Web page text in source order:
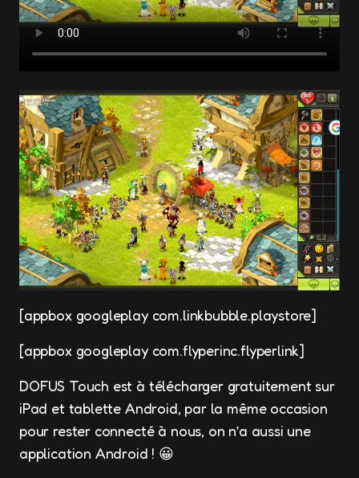
[appbox googleplay com.linkbubble.playstore]
[appbox googleplay com.flyperinc.flyperlink]
DOFUS Touch est à télécharger gratuitement sur
iPad et tablette Android, par la même occasion
pour rester connecté à nous, on n’a aussi une
application Android ! 😀